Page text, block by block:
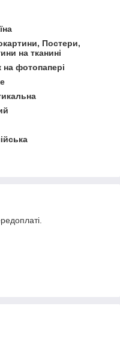
Постери,
на тканині
на фотопапері